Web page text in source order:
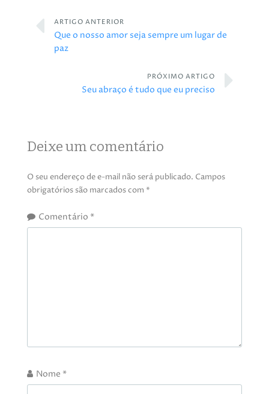
ARTIGO ANTERIOR
Que o nosso amor seja sempre um lugar de
paz
PRÓXIMO ARTIGO
Seu abraço é tudo que eu preciso
Deixe um comentário
O seu endereço de e-mail não será publicado. Campos
obrigatórios são marcados com *
Comentário *
Nome *